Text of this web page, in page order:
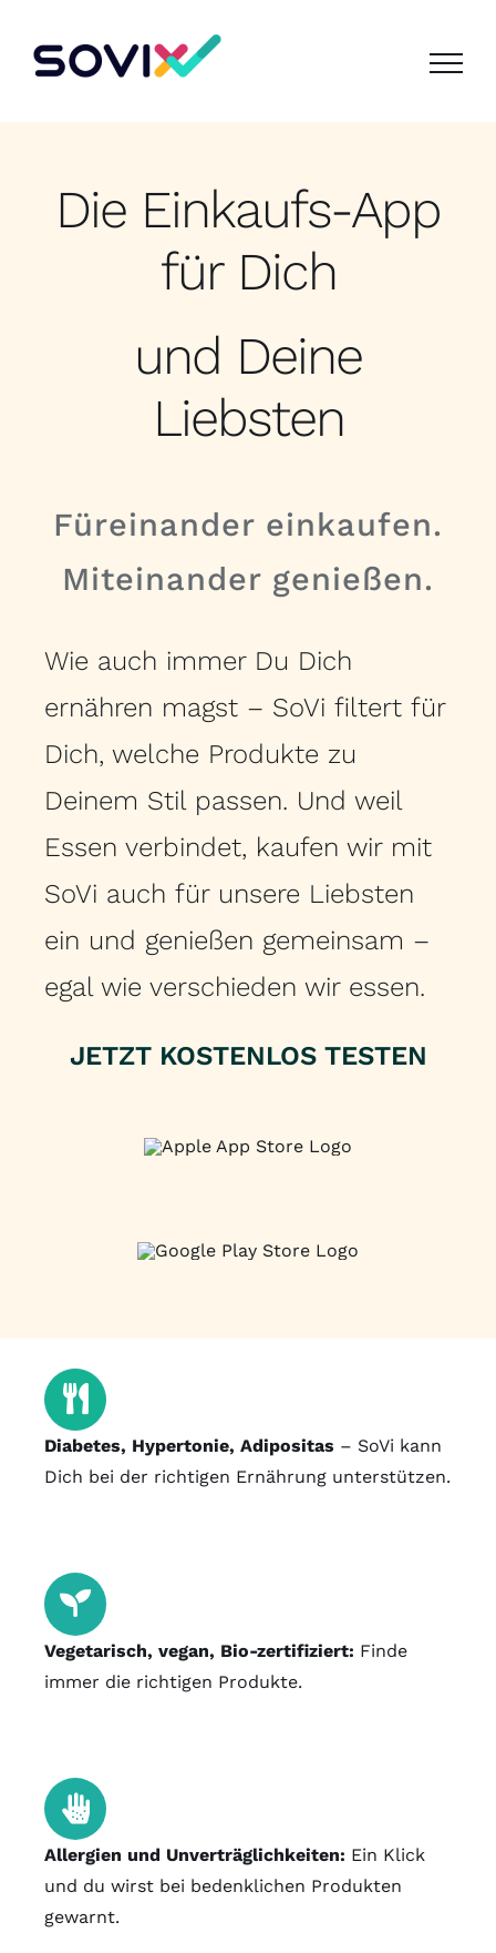
Inhalt
springen
Die Einkaufs-App
für Dich
und Deine
Liebsten
Füreinander einkaufen.
Miteinander genießen.
Wie auch immer Du Dich
ernähren magst – SoVi filtert für
Dich, welche Produkte zu
Deinem Stil passen. Und weil
Essen verbindet, kaufen wir mit
SoVi auch für unsere Liebsten
ein und genießen gemeinsam –
egal wie verschieden wir essen.
JETZT KOSTENLOS TESTEN
Diabetes, Hypertonie, Adipositas – SoVi kann
Dich bei der richtigen Ernährung unterstützen.
Vegetarisch, vegan, Bio-zertifiziert: Finde
immer die richtigen Produkte.
Allergien und Unverträglichkeiten: Ein Klick
und du wirst bei bedenklichen Produkten
gewarnt.